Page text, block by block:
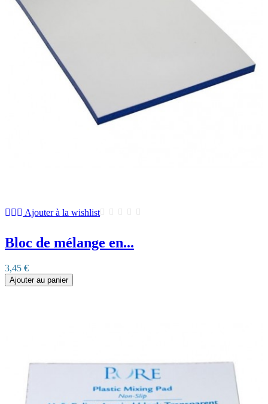
Ajouter à la wishlist
Bloc de mélange en...
3,45 €
Ajouter au panier